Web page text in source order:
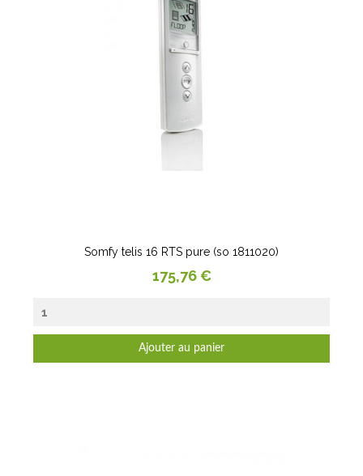
Somfy telis 16 RTS pure (so 1811020)
Prix
175,76 €
Ajouter au panier